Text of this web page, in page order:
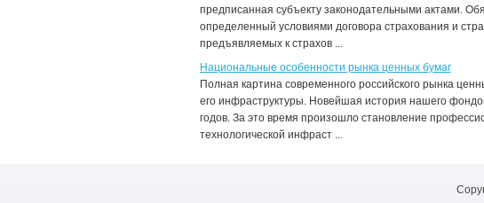
предписанная субъекту законодательными актами.
определенный условиями договора страхования и
предъявляемых к страхов ...
Национальные особенности рынка ценных бумаг
Полная картина современного российского рынка
его инфраструктуры. Новейшая история нашего
годов. За это время произошло становление
технологической инфраст ...